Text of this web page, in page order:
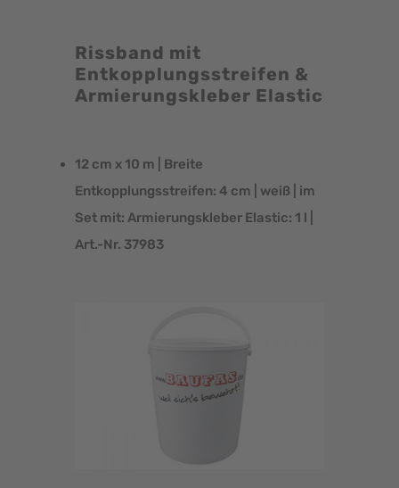
Rissband mit
Entkopplungsstreifen &
Armierungskleber Elastic
12 cm x 10 m | Breite
Entkopplungsstreifen: 4 cm | weiß | im
Set mit: Armierungskleber Elastic: 1 l |
Art.-Nr. 37983